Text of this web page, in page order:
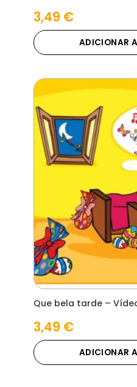
3,49 €
ADICIONAR
Que bela tarde –
3,49 €
ADICIONAR